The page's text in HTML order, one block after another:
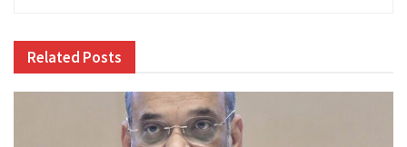
Related Posts